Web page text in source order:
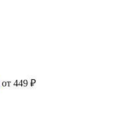
от 449 ₽